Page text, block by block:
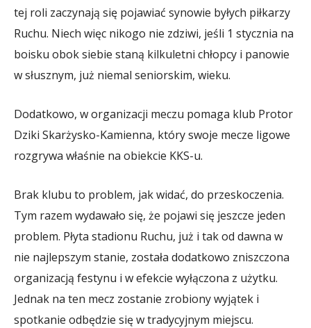
tej roli zaczynają się pojawiać synowie byłych piłkarzy
Ruchu. Niech więc nikogo nie zdziwi, jeśli 1 stycznia na
boisku obok siebie staną kilkuletni chłopcy i panowie
w słusznym, już niemal seniorskim, wieku.
Dodatkowo, w organizacji meczu pomaga klub Protor
Dziki Skarżysko-Kamienna, który swoje mecze ligowe
rozgrywa właśnie na obiekcie KKS-u.
Brak klubu to problem, jak widać, do przeskoczenia.
Tym razem wydawało się, że pojawi się jeszcze jeden
problem. Płyta stadionu Ruchu, już i tak od dawna w
nie najlepszym stanie, została dodatkowo zniszczona
organizacją festynu i w efekcie wyłączona z użytku.
Jednak na ten mecz zostanie zrobiony wyjątek i
spotkanie odbędzie się w tradycyjnym miejscu.